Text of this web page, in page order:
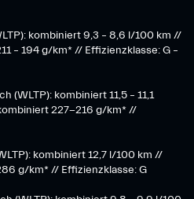
kombiniert 9,3 – 8,6 l/100 km //
– 194 g/km* // Effizienzklasse: G –
(WLTP): kombiniert 11,5 – 11,1
227-216 g/km* //
kombiniert 12,7 l/100 km //
g/km* // Effizienzklasse: G